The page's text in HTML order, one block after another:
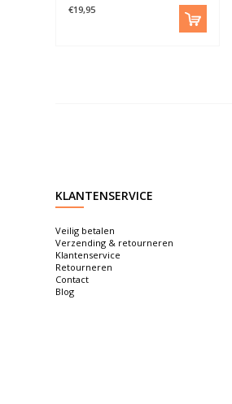
€19,95
KLANTENSERVICE
Veilig betalen
Verzending & retourneren
Klantenservice
Retourneren
Contact
Blog